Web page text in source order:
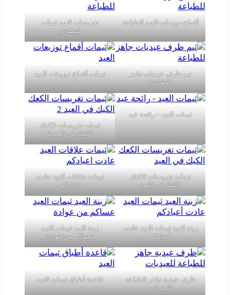
أقماع توزيعات العيد للطباعة
تغريسات العيد ثيمات
للطباعة
ثيم ظرف عيديات جاهز
للطباعة
ثيمات أقماع توزيعات العيد
ثيمات العيد – رائحة عيد
ثيمات تغريسات الكعك
الكيك في العيد 2
ثيمات تغريسات الكعك
الكيك في العيد
ثيمات علاقات العيد عادت
اعيادكم
زينة العيد ثيمات العيد عادت
أعيادكم
زينة العيد ثيمات العيد
عساكم من عوادة
ظرف عيدية جاهز للطباعة
للعيديات
قاعدة أطباق ثيمات العيد